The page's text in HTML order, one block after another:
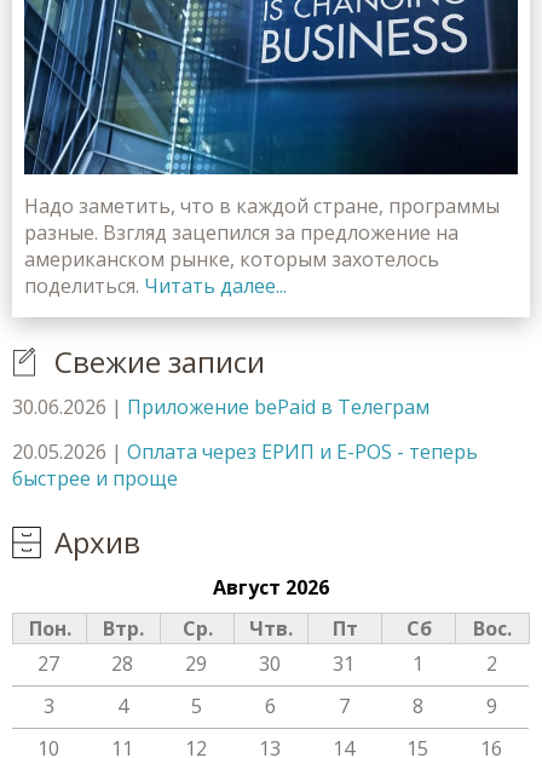
Надо заметить, что в каждой стране, программы
разные. Взгляд зацепился за предложение на
американском рынке, которым захотелось
поделиться. Читать далее...
Свежие записи
30.06.2026 | Приложение bePaid в Телеграм
20.05.2026 | Оплата через ЕРИП и E-POS - теперь
быстрее и проще
Архив
Август 2026
Пон.
Втр. Ср. Чтв. Пт Сб
Вос.
27
28 29 30 31 1
2
3
4 5 6 7 8
9
10
11 12 13 14 15
16